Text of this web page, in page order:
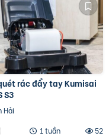
rác đẩy tay Kumisai
S3
Hải
1 tuần
52